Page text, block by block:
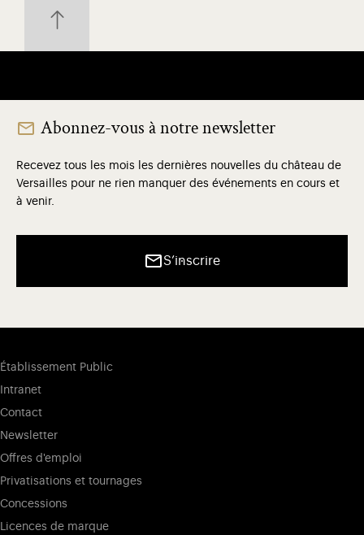
Abonnez-vous à notre newsletter
Recevez tous les mois les dernières nouvelles du château de
Versailles pour ne rien manquer des événements en cours et
à venir.
S’inscrire
Établissement Public
Intranet
Contact
Newsletter
Offres d'emploi
Privatisations et tournages
Concessions
Licences de marque